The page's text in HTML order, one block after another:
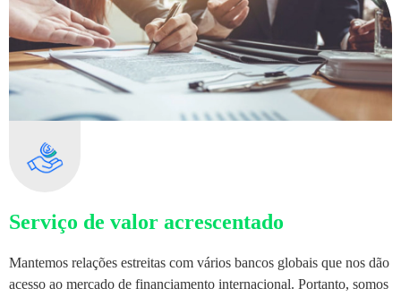
Serviço de valor acrescentado
Mantemos relações estreitas com vários bancos globais que nos dão
acesso ao mercado de financiamento internacional. Portanto, somos